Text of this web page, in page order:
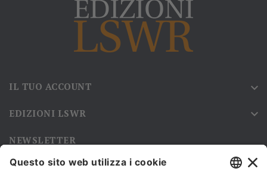
IL TUO ACCOUNT 
EDIZIONI LSWR 
NEWSLETTER
Iscriviti alla nostra newsletter e rimani sempre aggiornato sulle